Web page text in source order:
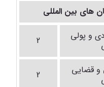
های بین المللی
و پولی
2
و قضایی
2